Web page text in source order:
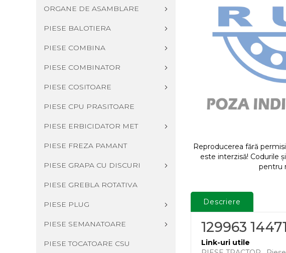
ORGANE DE ASAMBLARE
PIESE BALOTIERA
PIESE COMBINA
PIESE COMBINATOR
PIESE COSITOARE
PIESE CPU PRASITOARE
PIESE ERBICIDATOR MET
PIESE FREZA PAMANT
PIESE GRAPA CU DISCURI
PIESE GREBLA ROTATIVA
PIESE PLUG
PIESE SEMANATOARE
PIESE TOCATOARE CSU
Reproducerea fără
este interzisă! Codurile
pentru
Descriere
129963
Link-uri utile